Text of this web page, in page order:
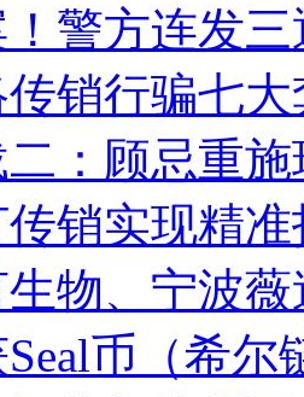
警方连发
销行骗七
：顾忌重
销实现精
物、宁波
币（希